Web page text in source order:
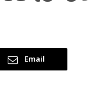
Email